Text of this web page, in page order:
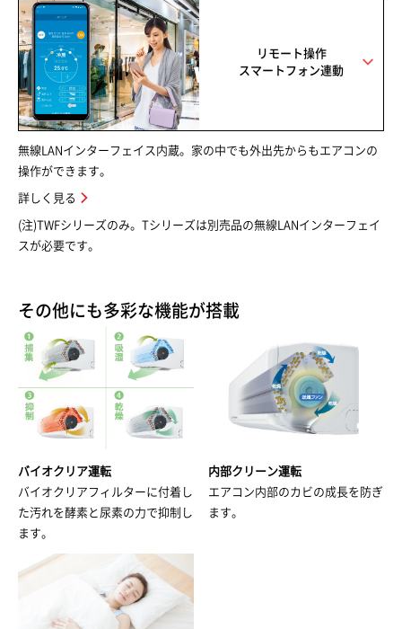
リモート操作
スマートフォン連動
無線LANインターフェイス内蔵。家の中でも外出先からもエアコンの
操作ができます。
詳しく見る
(注)TWFシリーズのみ。Tシリーズは別売品の無線LANインターフェイ
スが必要です。
その他にも多彩な機能が搭載
バイオクリア運転
バイオクリアフィルターに付着し
た汚れを酵素と尿素の力で抑制し
ます。
内部クリーン運転
エアコン内部のカビの成長を防ぎ
ます。